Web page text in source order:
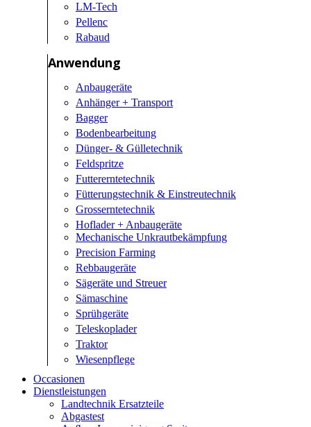
LM-Tech
Pellenc
Rabaud
Anwendung
Anbaugeräte
Anhänger + Transport
Bagger
Bodenbearbeitung
Dünger- & Gülletechnik
Feldspritze
Futtererntetechnik
Fütterungstechnik & Einstreutechnik
Grosserntetechnik
Hoflader + Anbaugeräte
Mechanische Unkrautbekämpfung
Precision Farming
Rebbaugeräte
Sägeräte und Streuer
Sämaschine
Sprühgeräte
Teleskoplader
Traktor
Wiesenpflege
Occasionen
Dienstleistungen
Landtechnik Ersatzteile
Abgastest